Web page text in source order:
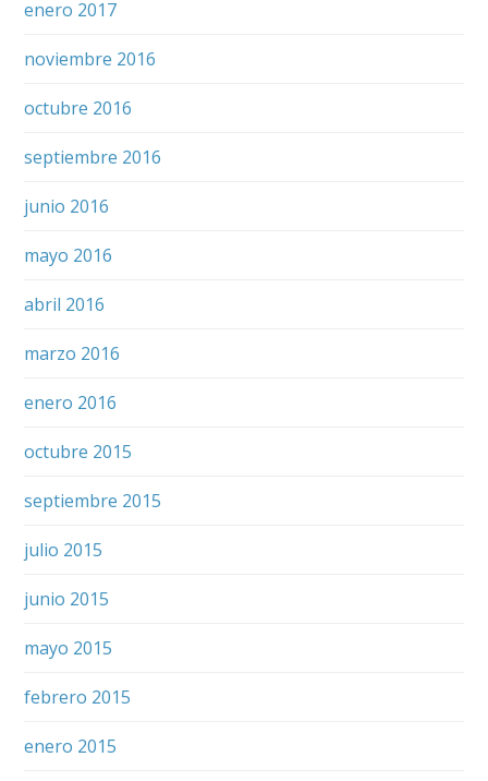
enero 2017
noviembre 2016
octubre 2016
septiembre 2016
junio 2016
mayo 2016
abril 2016
marzo 2016
enero 2016
octubre 2015
septiembre 2015
julio 2015
junio 2015
mayo 2015
febrero 2015
enero 2015